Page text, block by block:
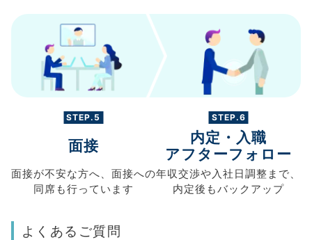
STEP.5
面接
面接が不安な方へ、 面接への
同席も行っています
STEP.6
内定・入職
アフターフォロー
年収交渉や入社日調整まで、
内定後もバックアップ
よくあるご質問